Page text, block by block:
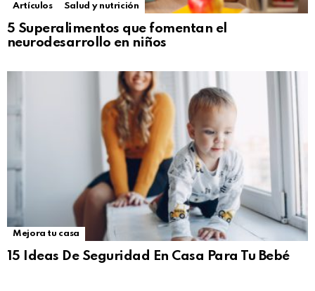
Artículos Salud y nutrición
5 Superalimentos que fomentan el
neurodesarrollo en niños
Mejora tu casa
15 Ideas De Seguridad En Casa Para Tu Bebé